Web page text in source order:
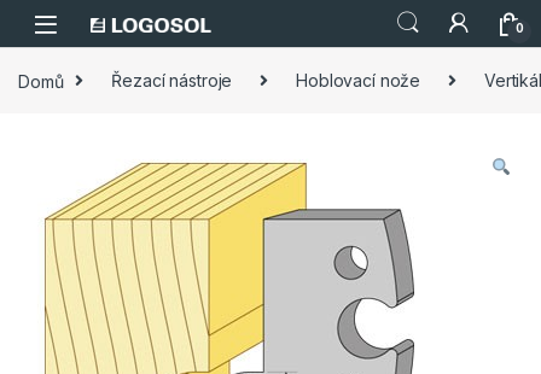
Skip to navigation
Skip to content
0
Domů Řezací nástroje Hoblovací nože